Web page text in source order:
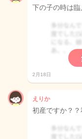
下の子の時は
2月18日
えりか
初産ですか？